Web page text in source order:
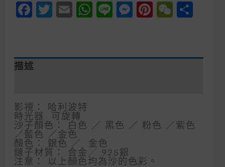
Facebook
Twitter
EmailWhatsApp
LineMessenger
描述
影視： 哈利波特
時光器 可旋轉
沙子顏色： 白色 ／ 黑色 ／ 粉色 ／紫色
／藍色 ／金色
顏色： 銀色 ／ 金色
鏈子材質： 合金／ 925銀
注意： 以上顏色均為沙的色彩。